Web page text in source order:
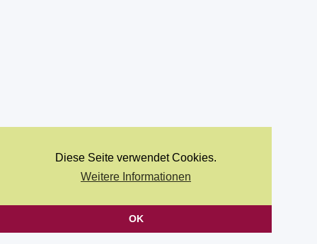
Diese Seite verwendet Cookies.
Weitere Informationen
OK